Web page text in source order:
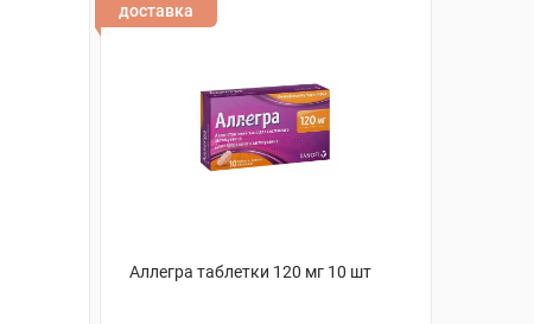
доставка
Аллегра таблетки 120 мг 10 шт